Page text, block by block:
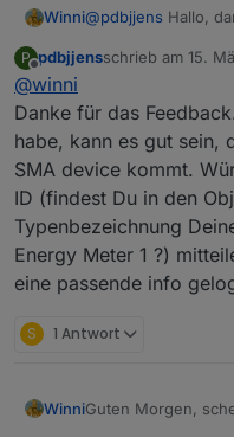
Winni@pdbjjens Hallo,
bisschen wundert
sma-em.0
2023-03-14
sma-em.0
2023-03-14
sma-em.0
Zunächst meldet
So habe ich es
Dann kommt aber:
device S/N:
message rate: 1/
Die Seriennummer
Aber wie eingangs
P
Offline
pdbjjensschrieb am 15.
zuletzt editiert
@winni
Danke für das
habe, kann es gut sein,
SMA device kommt.
ID (findest Du in den
Typenbezeichnung
Energy Meter 1 ?)
eine passende info
S 1 Antwort
WinniGuten Morgen,